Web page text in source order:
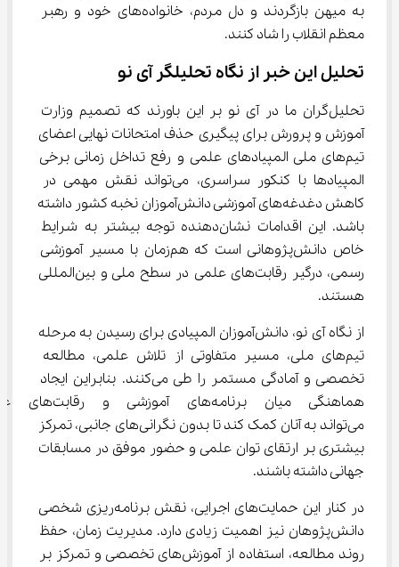
به میهن بازگردند و دل مردم، خانواده‌های خود و رهبر
معظم انقلاب را شاد کنند.
تحلیل این خبر از نگاه تحلیلگر آی نو
تحلیل‌گران ما در آی‌ نو بر این باورند که تصمیم وزارت
آموزش و پرورش برای پیگیری حذف امتحانات نهایی اعضای
تیم‌های ملی المپیادهای علمی و رفع تداخل زمانی برخی
المپیادها با کنکور سراسری، می‌تواند نقش مهمی در
کاهش دغدغه‌های آموزشی دانش‌آموزان نخبه کشور داشته
باشد. این اقدامات نشان‌دهنده توجه بیشتر به شرایط
خاص دانش‌پژوهانی است که هم‌زمان با مسیر آموزشی
رسمی، درگیر رقابت‌های علمی در سطح ملی و بین‌المللی
هستند.
از نگاه آی‌ نو، دانش‌آموزان المپیادی برای رسیدن به مرحله
تیم‌های ملی، مسیر متفاوتی از تلاش علمی، مطالعه
تخصصی و آمادگی مستمر را طی می‌کنند. بنابراین ایجاد
هماهنگی میان برنامه‌های
می‌تواند به آنان کمک کند تا بدون نگرانی‌های جانبی، تمرکز
بیشتری بر ارتقای توان علمی و حضور موفق در مسابقات
جهانی داشته باشند.
در کنار این حمایت‌های اجرایی، نقش برنامه‌ریزی شخصی
دانش‌پژوهان نیز اهمیت زیادی دارد. مدیریت زمان، حفظ
روند مطالعه، استفاده از آموزش‌های تخصصی و تمرکز بر